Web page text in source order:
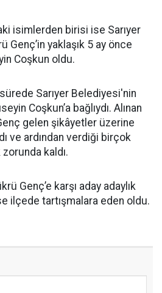
isimlerden birisi ise Sarıyer
Genç’in yaklaşık 5 ay önce
Coşkun oldu.
Sarıyer Belediyesi'nin
Coşkun’a bağlıydı. Alınan
gelen şikâyetler üzerine
ve ardından verdiği birçok
kaldı.
Genç’e karşı aday adaylık
ilçede tartışmalara eden oldu.